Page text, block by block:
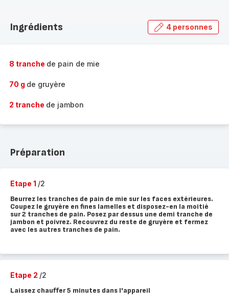
Ingrédients 4 personnes
8 tranche de pain de mie
70 g de gruyère
2 tranche de jambon
Préparation
Etape 1 /2
Beurrez les tranches de pain de mie sur les faces extérieures.
Coupez le gruyère en fines lamelles et disposez-en la moitié
sur 2 tranches de pain. Posez par dessus une demi tranche de
jambon et poivrez. Recouvrez du reste de gruyère et fermez
avec les autres tranches de pain.
Etape 2 /2
Laissez chauffer 5 minutes dans l'appareil